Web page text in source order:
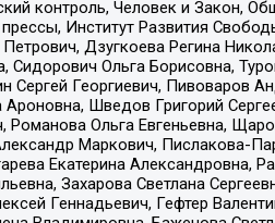
контроль, Человек и Закон,
прессы, Институт Развития
Дзугкоева Регина
Ольга Борисовна,
Сергей Георгиевич, Пивоваров
Шведов Григорий
Романова Ольга Евгеньевна,
Маркович, Пислакова-
Екатерина
Захарова Светлана
Геннадьевич, Гефтер